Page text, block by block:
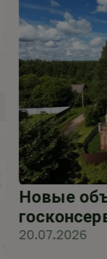
Новые
20.07.2026